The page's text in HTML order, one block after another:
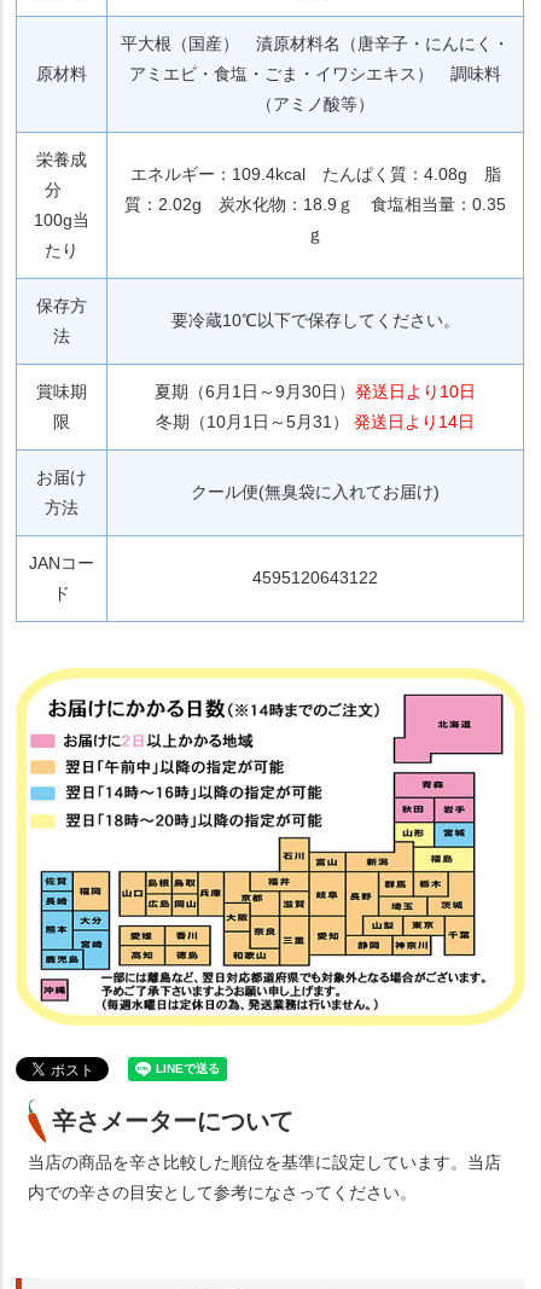
原材料
平大根（国産） 漬原材料名（唐辛子・にんにく・
アミエビ・食塩・ごま・イワシエキス） 調味料
（アミノ酸等）
栄養成
分
100g当
たり
エネルギー：109.4kcal たんぱく質：4.08g 脂
質：2.02g 炭水化物：18.9ｇ 食塩相当量：0.35
ｇ
保存方
法
要冷蔵10℃以下で保存してください。
賞味期
限
夏期（6月1日～9月30日）発送日より10日
冬期（10月1日～5月31）
発送日より14日
お届け
方法
クール便(無臭袋に入れてお届け)
JANコー
ド
4595120643122
辛さメーターについて
当店の商品を辛さ比較した順位を基準に設定しています。当店
内での辛さの目安として参考になさってください。